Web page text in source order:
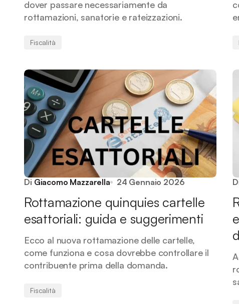
dover passare necessariamente da
rottamazioni, sanatorie e rateizzazioni.
Fiscalità
Di Giacomo Mazzarella 24 Gennaio 2026
Rottamazione quinquies cartelle
esattoriali: guida e suggerimenti
Ecco al nuova rottamazione delle cartelle,
come funziona e cosa dovrebbe controllare il
contribuente prima della domanda.
Fiscalità